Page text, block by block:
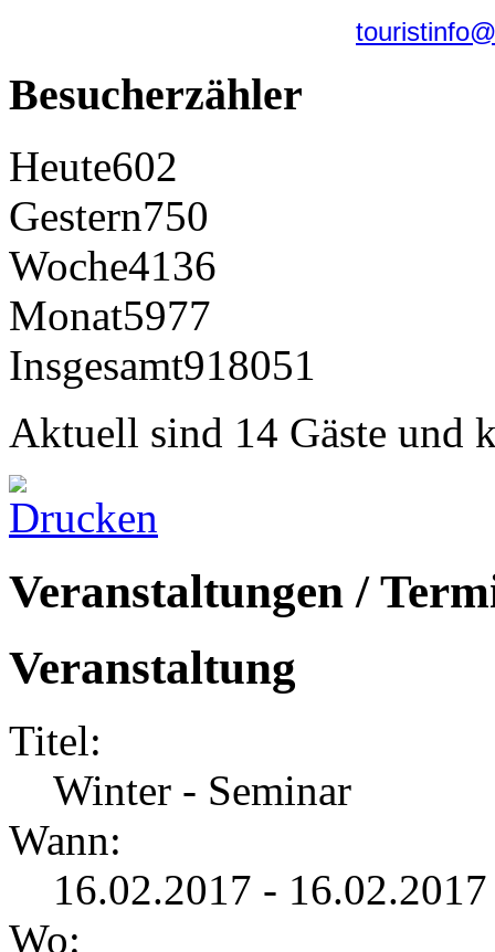
Besucherzähler
Heute602
Gestern750
Woche4136
Monat5977
Insgesamt918051
Aktuell sind 14 Gäste und
Veranstaltungen /
Veranstaltung
Titel:
Winter - Seminar
Wann:
16.02.2017 -
Wo: